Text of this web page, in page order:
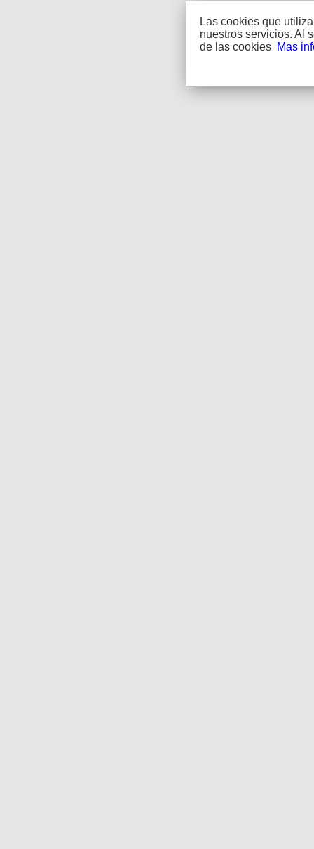
Las cookies que
nuestros servicios. Al
de las cookies
Mas